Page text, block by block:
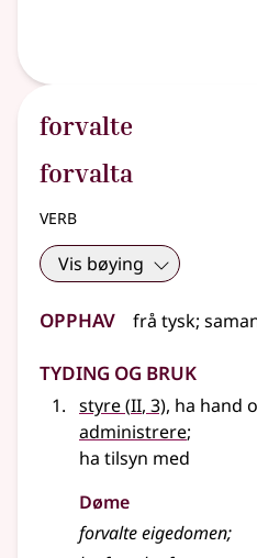
forvalte
forvalta
verb
Vis bøying
Opphav frå tysk;
Tyding og bruk
styre(2
II, 3), ha hand
administrere;
ha tilsyn med
Døme
forvalte eigedomen;